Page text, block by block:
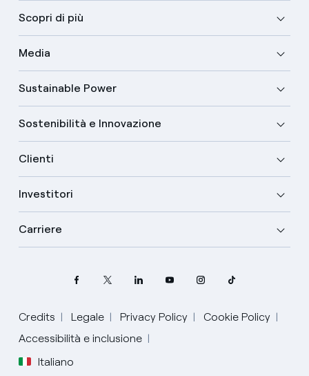
Scopri di più
Media
Sustainable Power
Sostenibilità e Innovazione
Clienti
Investitori
Carriere
Credits Legale Privacy Policy
Cookie Policy
Accessibilità e inclusione
Italiano